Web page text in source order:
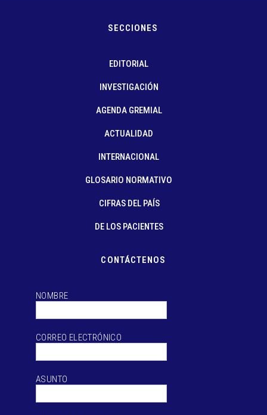
SECCIONES
EDITORIAL
INVESTIGACIÓN
AGENDA GREMIAL
ACTUALIDAD
INTERNACIONAL
GLOSARIO NORMATIVO
CIFRAS DEL PAÍS
DE LOS PACIENTES
CONTÁCTENOS
NOMBRE
CORREO ELECTRÓNICO
ASUNTO